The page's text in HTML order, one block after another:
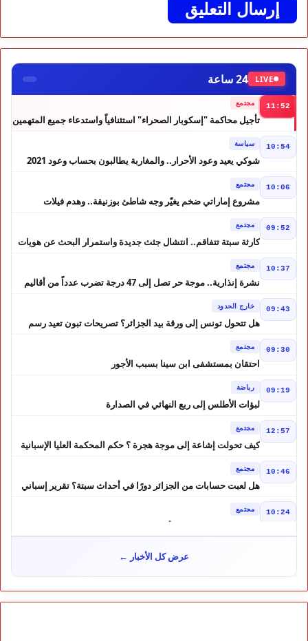
LIVE 24 ساعة
11:52 مجتمع
تأجيل محاكمة "إسكوبار الصحراء" استئنافياً واستدعاء جميع المتهمين
10:54 سياسة
شوكي يعيد وعود الأحرار.. والمغاربة يطالبون بحساب وعود 2021
10:06 مجتمع
مشروع إماراتي ضخم يغيّر وجه شاطئ بوزنيقة.. وهدم فيلات
09:52 مجتمع
كارثة سبتة تتفاقم.. انتشال جثث جديدة واستمرار البحث عن هويات
10:37 مجتمع
نشرة إنذارية.. موجة حر تصل إلى 47 درجة تضرب عدداً من أقاليم
09:43 خارج الحدود
هل تتحول تونس إلى ورقة بيد الجزائر؟ تصريحات تبون تعيد رسم
09:30 مجتمع
احتقان بمستشفى ابن سينا بسبب الأجور
09:19 رياضة
لبؤات الأطلس إلى ربع النهائي في الصدارة
12:57 مجتمع
كيف تحولت إشاعة إلى موجة هجرة ؟ حكم المحكمة العليا الإسبانية
10:46 مجتمع
هل لعبت حسابات من الجزائر دورًا في أحداث سبتة؟ تقرير إسباني
10:24 مجتمع
طقس الاثنين بالمغرب.. أجواء حارة بعدد من المناطق ورعود مرتقبة
بالأطلس والجنوب الشرقي
زيادة مفاجئة في أسعار المحروقات بالمغرب.. درهم إضافي للغازوال
والبنزين ابتداءً من منتصف الليل
21:19 مجتمع
عرض كل الأخبار ←